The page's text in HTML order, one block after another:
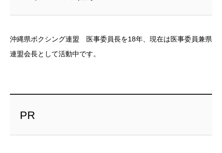
沖縄県ボクシング連盟 医事委員長を18年、現在は医事委員兼県
連盟会長として活動中です。
PR